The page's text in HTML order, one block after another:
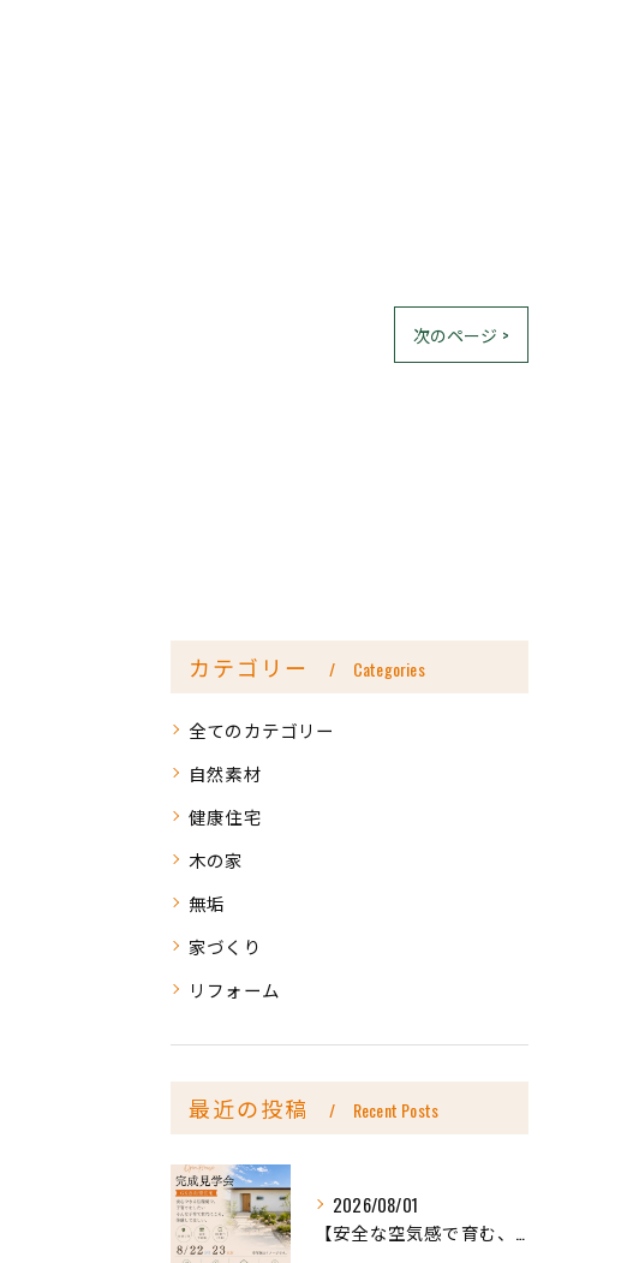
次のページ >
カテゴリー Categories
全てのカテゴリー
自然素材
健康住宅
木の家
無垢
家づくり
リフォーム
最近の投稿 Recent Posts
2026/08/01
【安全な空気感で育む、天然木の家ー完成内見会】